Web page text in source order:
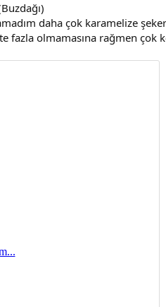
daha çok karamelize
fazla olmamasına rağmen çok